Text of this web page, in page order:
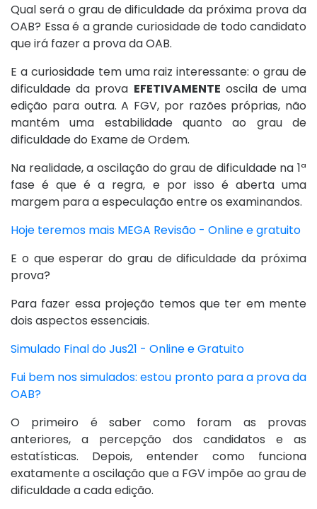
Qual será o grau de dificuldade da próxima prova da
OAB? Essa é a grande curiosidade de todo candidato
que irá fazer a prova da OAB.
E a curiosidade tem uma raiz interessante: o grau de
dificuldade da prova EFETIVAMENTE oscila de uma
edição para outra. A FGV, por razões próprias, não
mantém uma estabilidade quanto ao grau de
dificuldade do Exame de Ordem.
Na realidade, a oscilação do grau de dificuldade na 1ª
fase é que é a regra, e por isso é aberta uma
margem para a especulação entre os examinandos.
Hoje teremos mais MEGA Revisão - Online e gratuito
E o que esperar do grau de dificuldade da próxima
prova?
Para fazer essa projeção temos que ter em mente
dois aspectos essenciais.
Simulado Final do Jus21 - Online e Gratuito
Fui bem nos simulados: estou pronto para a prova da
OAB?
O primeiro é saber como foram as provas
anteriores, a percepção dos candidatos e as
estatísticas. Depois, entender como funciona
exatamente a oscilação que a FGV impõe ao grau de
dificuldade a cada edição.